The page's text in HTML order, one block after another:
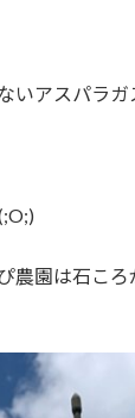
いアスパラガ
農園は石こ